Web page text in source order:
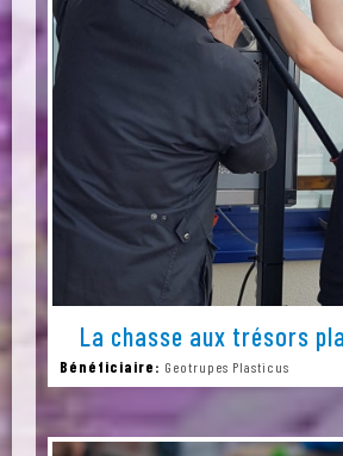
La chasse aux trésors
Bénéficiaire: Geotrupes Plasticus